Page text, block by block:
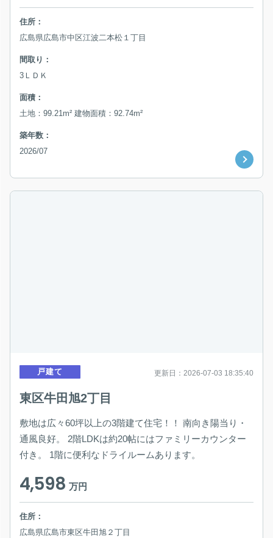
住所：
広島県広島市中区江波二本松１丁目
間取り：
3ＬＤＫ
面積：
土地：99.21m² 建物面積：92.74m²
築年数：
2026/07
戸建て 更新日：2026-07-03 18:35:40
東区牛田旭2丁目
敷地は広々60坪以上の3階建て住宅！！ 南向き陽当り・
通風良好。 2階LDKは約20帖にはファミリーカウンター
付き。 1階に便利なドライルームあります。
4,598万円
住所：
広島県広島市東区牛田旭２丁目